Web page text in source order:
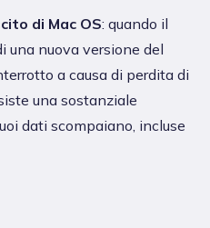
di Mac OS: quando il
una nuova versione del
a causa di perdita di
una sostanziale
dati scompaiano, incluse